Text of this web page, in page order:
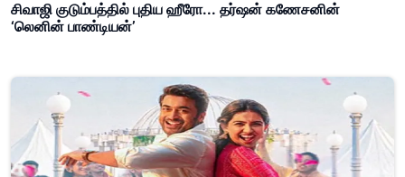
சிவாஜி குடும்பத்தில் புதிய ஹீரோ... தர்ஷன் கணேசனின்
‘லெனின் பாண்டியன்’